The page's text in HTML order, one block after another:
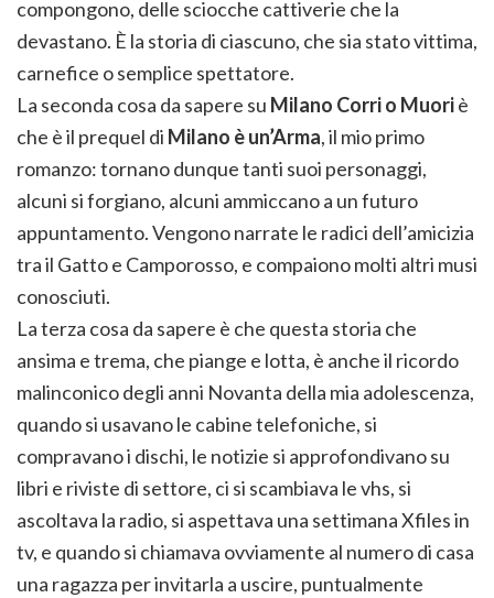
compongono, delle sciocche cattiverie che la
devastano. È la storia di ciascuno, che sia stato vittima,
carnefice o semplice spettatore.
La seconda cosa da sapere su Milano Corri o Muoriè
che è il prequel di Milano è un’Arma, il mio primo
romanzo: tornano dunque tanti suoi personaggi,
alcuni si forgiano, alcuni ammiccano a un futuro
appuntamento. Vengono narrate le radici dell’amicizia
tra il Gatto e Camporosso, e compaiono molti altri musi
conosciuti.
La terza cosa da sapere è che questa storia che
ansima e trema, che piange e lotta, è anche il ricordo
malinconico degli anni Novanta della mia adolescenza,
quando si usavano le cabine telefoniche, si
compravano i dischi, le notizie si approfondivano su
libri e riviste di settore, ci si scambiava le vhs, si
ascoltava la radio, si aspettava una settimana Xfiles in
tv, e quando si chiamava ovviamente al numero di casa
una ragazza per invitarla a uscire, puntualmente